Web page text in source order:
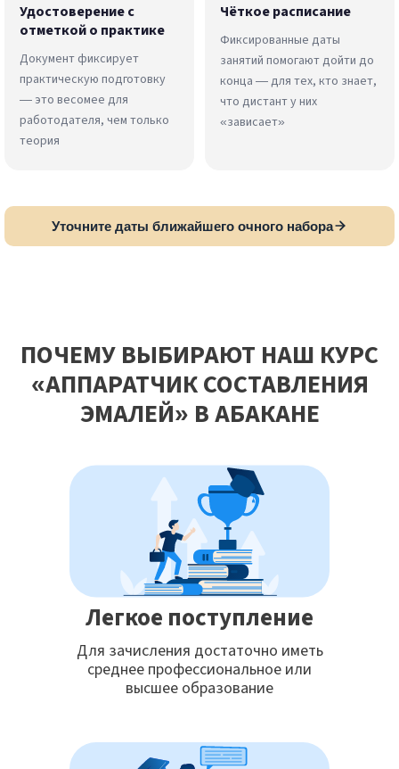
Удостоверение с
отметкой о практике
Документ фиксирует
практическую подготовку
— это весомее для
работодателя, чем только
теория
Чёткое расписание
Фиксированные даты
занятий помогают дойти до
конца — для тех, кто знает,
что дистант у них
«зависает»
Уточните даты ближайшего очного набора
ПОЧЕМУ ВЫБИРАЮТ НАШ КУРС
«АППАРАТЧИК СОСТАВЛЕНИЯ
ЭМАЛЕЙ» В АБАКАНЕ
Легкое поступление
Для зачисления достаточно иметь
среднее профессиональное или
высшее образование